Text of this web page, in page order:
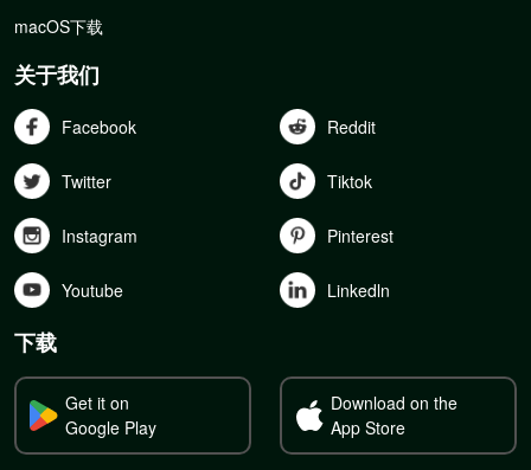
macOS下载
关于我们
Facebook Reddit
Twitter Tiktok
Instagram Pinterest
Youtube Linkedln
下载
Get it on
Google Play
Download on the
App Store